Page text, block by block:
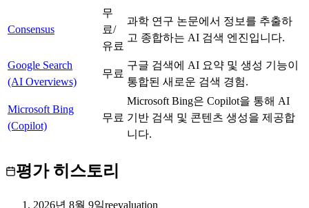
Consensus
무
료/
유료
과학 연구 논문에서 정보를 추출하
고 종합하는 AI 검색 엔진입니다.
Google Search
(AI Overviews)
무료
구글 검색에 AI 요약 및 생성 기능이
통합된 새로운 검색 경험.
Microsoft Bing
(Copilot)
무료
Microsoft Bing은 Copilot을 통해 AI
기반 검색 및 콘텐츠 생성을 제공합
니다.
평가 히스토리
2026년 8월 9일reevaluation